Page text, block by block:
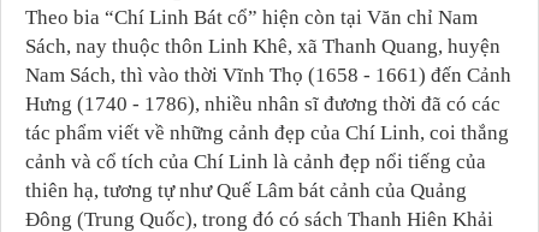
Theo bia “Chí Linh Bát cổ” hiện còn tại Văn chỉ Nam
Sách, nay thuộc thôn Linh Khê, xã Thanh Quang, huyện
Nam Sách, thì vào thời Vĩnh Thọ (1658 - 1661) đến Cảnh
Hưng (1740 - 1786), nhiều nhân sĩ đương thời đã có các
tác phẩm viết về những cảnh đẹp của Chí Linh, coi thắng
cảnh và cổ tích của Chí Linh là cảnh đẹp nổi tiếng của
thiên hạ, tương tự như Quế Lâm bát cảnh của Quảng
Đông (Trung Quốc), trong đó có sách Thanh Hiên Khải